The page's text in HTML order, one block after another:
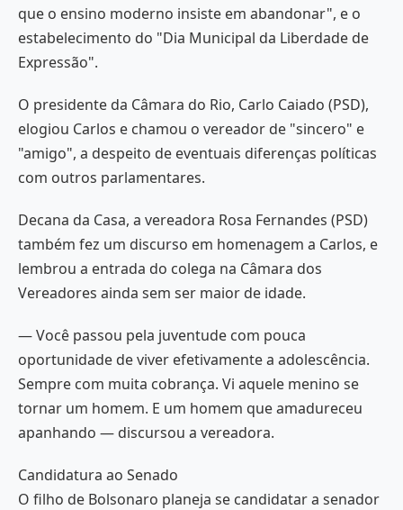
que o ensino moderno insiste em abandonar", e o
estabelecimento do "Dia Municipal da Liberdade de
Expressão".
O presidente da Câmara do Rio, Carlo Caiado (PSD),
elogiou Carlos e chamou o vereador de "sincero" e
"amigo", a despeito de eventuais diferenças políticas
com outros parlamentares.
Decana da Casa, a vereadora Rosa Fernandes (PSD)
também fez um discurso em homenagem a Carlos, e
lembrou a entrada do colega na Câmara dos
Vereadores ainda sem ser maior de idade.
— Você passou pela juventude com pouca
oportunidade de viver efetivamente a adolescência.
Sempre com muita cobrança. Vi aquele menino se
tornar um homem. E um homem que amadureceu
apanhando — discursou a vereadora.
Candidatura ao Senado
O filho de Bolsonaro planeja se candidatar a senador